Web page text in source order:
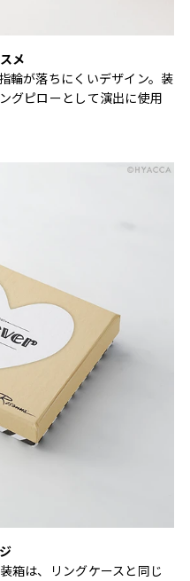
メ
輪が落ちにくいデザイン。装
グピローとして演出に使用
箱は、リングケースと同じ